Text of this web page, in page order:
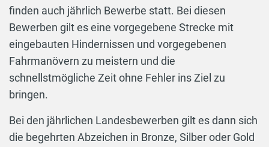
finden auch jährlich Bewerbe statt. Bei diesen
Bewerben gilt es eine vorgegebene Strecke mit
eingebauten Hindernissen und vorgegebenen
Fahrmanövern zu meistern und die
schnellstmögliche Zeit ohne Fehler ins Ziel zu
bringen.
Bei den jährlichen Landesbewerben gilt es dann sich
die begehrten Abzeichen in Bronze, Silber oder Gold